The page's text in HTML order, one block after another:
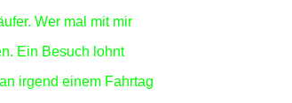
Wer mal mit mir
Ein Besuch lohnt
irgend einem Fahrtag